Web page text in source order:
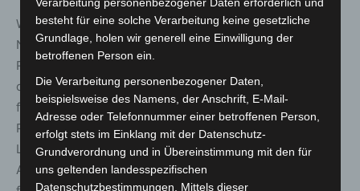
Wenn alles gut läuft, sind Jette und Minje, Stephanie und
Niklas im Dezember als ausgebildete
Rettungssanitäterinnen und Rettungssanitäter zurück in
der Rettungswache. Nach den insgesamt 520 Stunden
für den theoretischen Unterricht, einem klinischen
Praktikum, einem weiteren in der eigenen Johanniter-
Lehrrettungswache in Langenhagen und einem
Abschlusslehrgang dürfen sie den Rettungswagen
Verarbeitung personenbezogener Daten erforderlich und
besteht für eine solche Verarbeitung keine gesetzliche
Grundlage, holen wir generell eine Einwilligung der
betroffenen Person ein.
Die Verarbeitung personenbezogener Daten,
beispielsweise des Namens, der Anschrift, E-Mail-
Adresse oder Telefonnummer einer betroffenen Person,
erfolgt stets im Einklang mit der Datenschutz-
Grundverordnung und in Übereinstimmung mit den für
uns geltenden landesspezifischen
Datenschutzbestimmungen. Mittels dieser